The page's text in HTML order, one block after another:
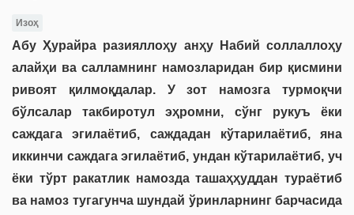
Изоҳ
Абу Ҳурайра разияллоҳу анҳу Набий соллаллоҳу
алайҳи ва салламнинг намозларидан бир қисмини
ривоят қилмоқдалар. У зот намозга турмоқчи
бўлсалар такбиротул эҳромни, сўнг рукуъ ёки
саждага эгилаётиб, саждадан кўтарилаётиб, яна
иккинчи саждага эгилаётиб, ундан кўтарилаётиб, уч
ёки тўрт ракатлик намозда ташаҳҳуддан тураётиб
ва намоз тугагунча шундай ўринларнинг барчасида